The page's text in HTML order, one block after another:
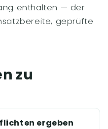
enthalten — der
geprüfte
zu
ergeben